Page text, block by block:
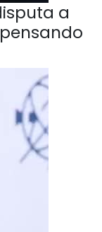
a